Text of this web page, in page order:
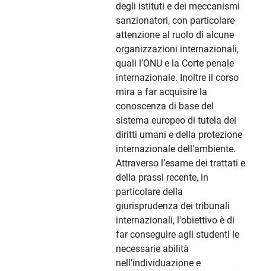
degli istituti e dei meccanismi
sanzionatori, con particolare
attenzione al ruolo di alcune
organizzazioni internazionali,
quali l’ONU e la Corte penale
internazionale. Inoltre il corso
mira a far acquisire la
conoscenza di base del
sistema europeo di tutela dei
diritti umani e della protezione
internazionale dell'ambiente.
Attraverso l’esame dei trattati e
della prassi recente, in
particolare della
giurisprudenza dei tribunali
internazionali, l'obiettivo è di
far conseguire agli studenti le
necessarie abilità
nell’individuazione e